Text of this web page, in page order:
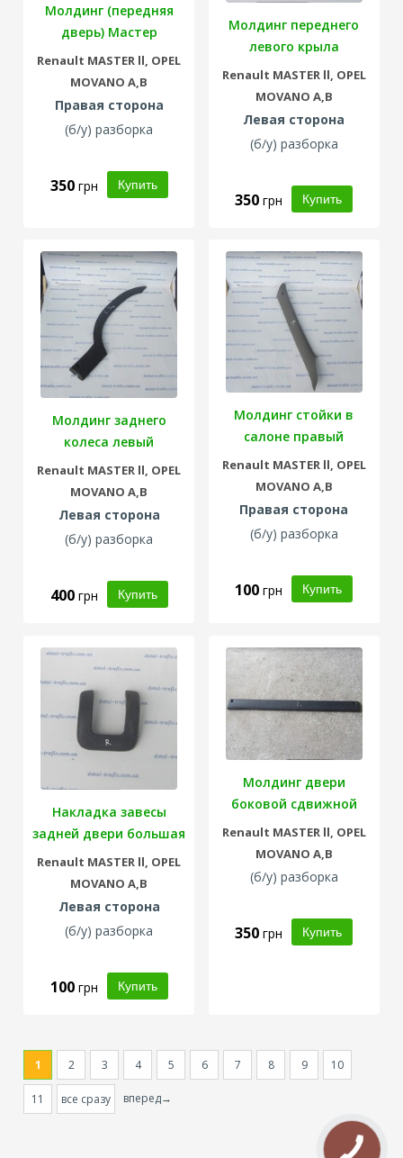
Молдинг (передняя
дверь) Мастер
Renault MASTER ll, OPEL
MOVANO A,B
Правая сторона
(б/у) разборка
350 грн
Молдинг переднего
левого крыла
Renault MASTER ll, OPEL
MOVANO A,B
Левая сторона
(б/у) разборка
350грн
Молдинг заднего
колеса левый
Renault MASTER ll, OPEL
MOVANO A,B
Левая сторона
(б/у) разборка
400 грн
Молдинг стойки в
салоне правый
Renault MASTER ll, OPEL
MOVANO A,B
Правая сторона
(б/у) разборка
100грн
Накладка завесы
задней двери большая
(лев.)
Renault MASTER ll, OPEL
MOVANO A,B
Левая сторона
(б/у) разборка
100 грн
Молдинг двери
боковой cдвижной
Renault MASTER ll, OPEL
MOVANO A,B
(б/у) разборка
350грн
1 2 3 4 5 6 7 8 9 10
11 все сразу вперед→